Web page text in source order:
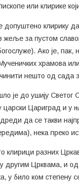
или клирике
допуштено клирику
жеље за пустом
богослуже). Ако је,
храмова
нешто од сада
је до ушију Светог
Цариград и у
да се такви
нека преко
клирици разних
другим Црквама, и од
у било ком степену